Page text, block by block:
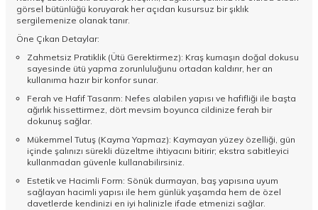
görsel bütünlüğü koruyarak her açıdan kusursuz bir şıklık
sergilemenize olanak tanır.
Öne Çıkan Detaylar:
Zahmetsiz Pratiklik (Ütü Gerektirmez): Kraş kumaşın doğal dokusu
sayesinde ütü yapma zorunluluğunu ortadan kaldırır, her an
kullanıma hazır bir konfor sunar.
Ferah ve Hafif Tasarım: Nefes alabilen yapısı ve hafifliği ile başta
ağırlık hissettirmez, dört mevsim boyunca cildinize ferah bir
dokunuş sağlar.
Mükemmel Tutuş (Kayma Yapmaz): Kaymayan yüzey özelliği, gün
içinde şalınızı sürekli düzeltme ihtiyacını bitirir; ekstra sabitleyici
kullanmadan güvenle kullanabilirsiniz.
Estetik ve Hacimli Form: Sönük durmayan, baş yapısına uyum
sağlayan hacimli yapısı ile hem günlük yaşamda hem de özel
davetlerde kendinizi en iyi halinizle ifade etmenizi sağlar.